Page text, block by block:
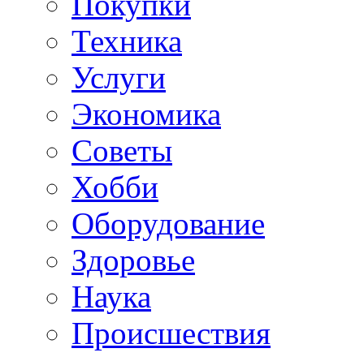
Техника
Услуги
Экономика
Советы
Хобби
Oборудование
Здоровье
Наука
Происшествия